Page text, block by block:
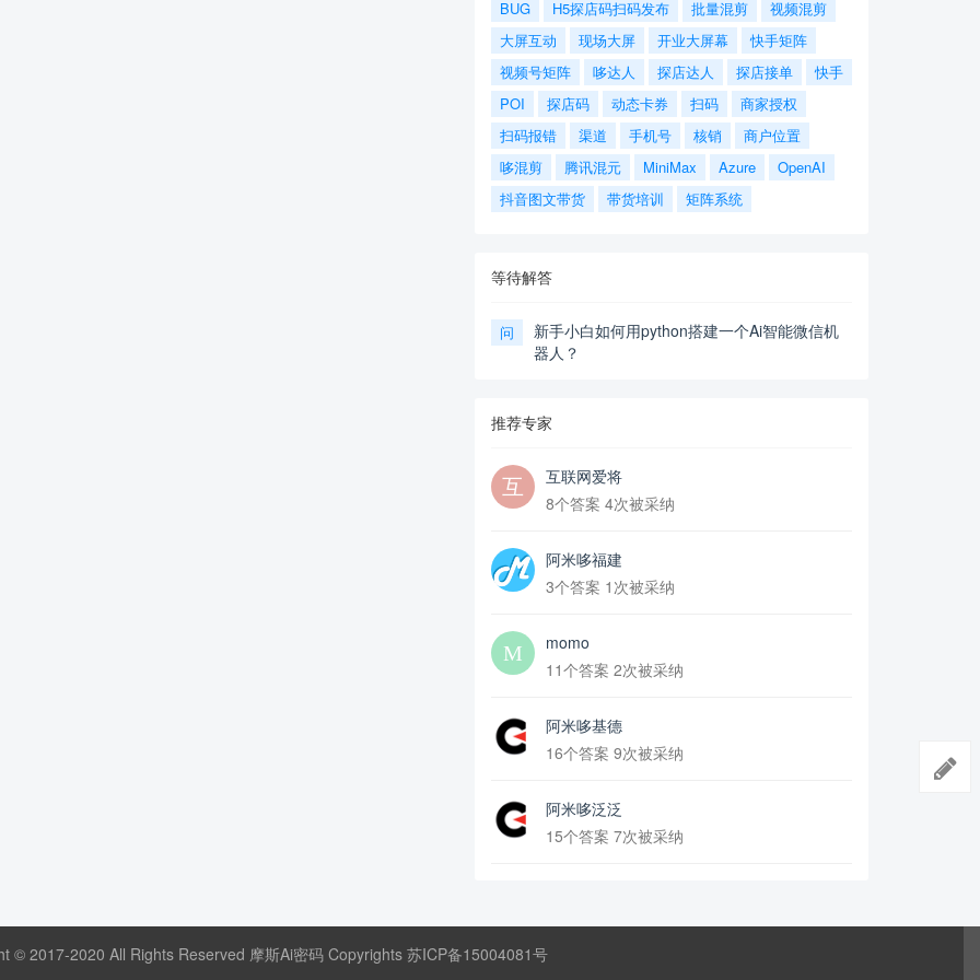
BUG H5探店码扫码发布 批量混剪
视频混剪
大屏互动
现场大屏 开业大屏幕
快手矩阵
视频号矩阵
哆达人 探店达人 探店接单
快手
POI
探店码 动态卡券 扫码
商家授权
扫码报错
渠道 手机号 核销
商户位置
哆混剪
腾讯混元 MiniMax Azure
OpenAI
抖音图文带货
带货培训 矩阵系统
等待解答
问
新手小白如何用python搭建一个Ai智能微信机
器人？
推荐专家
互联网爱将
8个答案 4次被采纳
阿米哆福建
3个答案 1次被采纳
momo
11个答案 2次被采纳
阿米哆基德
16个答案 9次被采纳
阿米哆泛泛
15个答案 7次被采纳
© 2017-2020 All Rights Reserved 摩斯Ai密码 Copyrights 苏ICP备15004081号